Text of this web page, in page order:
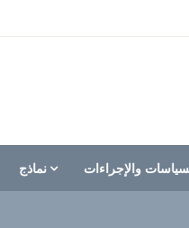
والإجراءات نماذج